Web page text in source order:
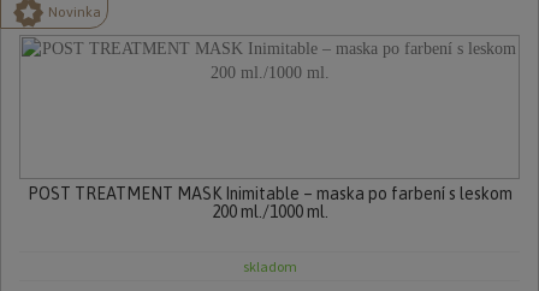
Novinka
POST TREATMENT MASK Inimitable – maska po farbení s leskom
200 ml./1000 ml.
skladom